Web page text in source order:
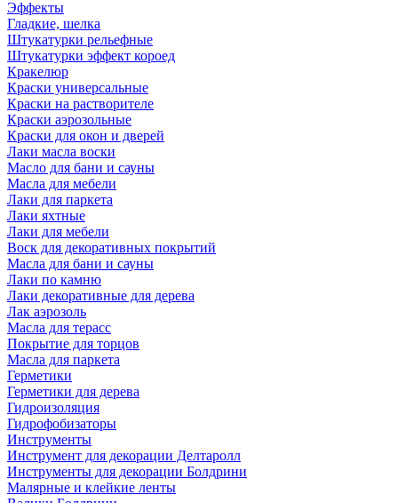
Эффекты
Гладкие, шелка
Штукатурки рельефные
Штукатурки эффект короед
Кракелюр
Краски универсальные
Краски на растворителе
Краски аэрозольные
Краски для окон и дверей
Лаки масла воски
Масло для бани и сауны
Масла для мебели
Лаки для паркета
Лаки яхтные
Лаки для мебели
Воск для декоративных покрытий
Масла для бани и сауны
Лаки по камню
Лаки декоративные для дерева
Лак аэрозоль
Масла для терасс
Покрытие для торцов
Масла для паркета
Герметики
Герметики для дерева
Гидроизоляция
Гидрофобизаторы
Инструменты
Инструмент для декорации Делтаролл
Инструменты для декорации Болдрини
Малярные и клейкие ленты